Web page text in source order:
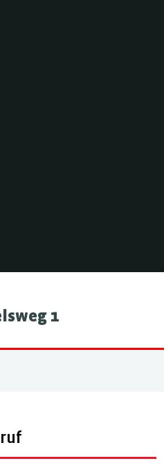
1